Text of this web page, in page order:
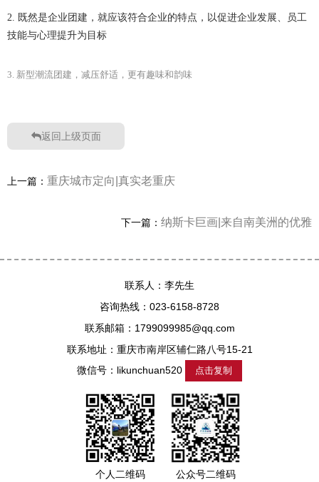
2. 既然是企业团建 ，就应该符合企业的特点，以促进企业发展、员工
技能与心理提升为目标
3. 新型潮流团建，减压舒适，更有趣味和韵味
返回上级页面
上一篇： 重庆城市定向|真实老重庆
下一篇： 纳斯卡巨画|来自南美洲的优雅
联系人：李先生
咨询热线：023-6158-8728
联系邮箱：1799099985@qq.com
联系地址：重庆市南岸区辅仁路八号15-21
微信号： likunchuan520 点击复制
个人二维码 公众号二维码